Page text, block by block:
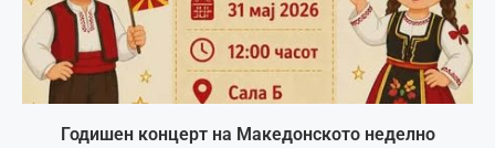
Годишен концерт на Македонското неделно